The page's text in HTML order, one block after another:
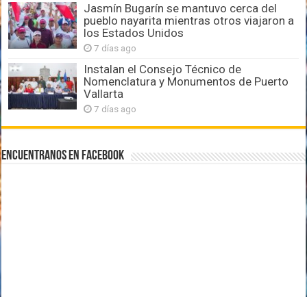
Jasmín Bugarín se mantuvo cerca del
pueblo nayarita mientras otros viajaron a
los Estados Unidos
7 días ago
Instalan el Consejo Técnico de
Nomenclatura y Monumentos de Puerto
Vallarta
7 días ago
Encuentranos en Facebook